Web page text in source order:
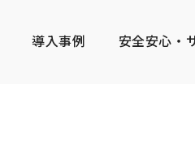
導入事例 安全安心・